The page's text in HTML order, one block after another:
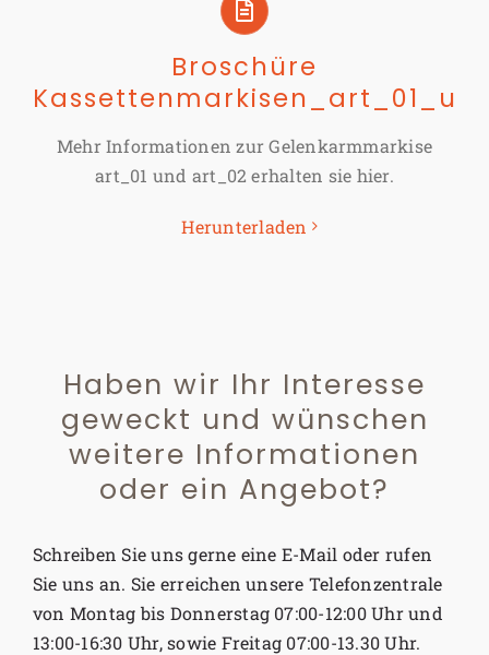
Broschüre
Mehr Informationen zur Gelenkarmmarkise
art_01 und art_02 erhalten sie hier.
Herunterladen
Haben wir Ihr Interesse
geweckt und wünschen
weitere Informationen
oder ein Angebot?
Schreiben Sie uns gerne eine E-Mail oder rufen
Sie uns an. Sie erreichen unsere Telefonzentrale
von Montag bis Donnerstag 07:00-12:00 Uhr und
13:00-16:30 Uhr, sowie Freitag 07:00-13.30 Uhr.